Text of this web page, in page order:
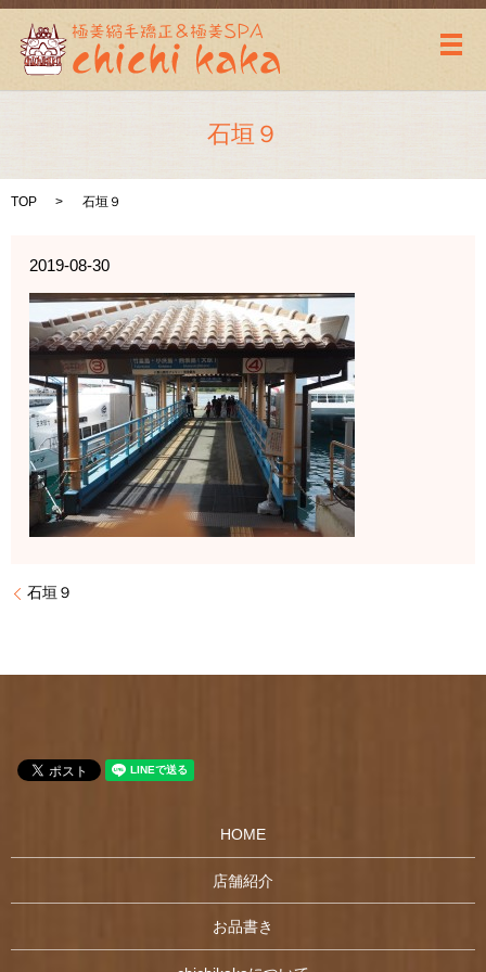
メ
石垣９
TOP 石垣９
2019-08-30
石垣９
HOME
店舗紹介
お品書き